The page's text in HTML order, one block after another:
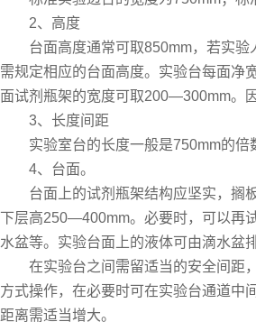
2、高度
台面高度通常可取850mm，若实
需规定相应的台面高度。实验台每面净
面试剂瓶架的宽度可取200—300mm。
3、长度间距
实验室台的长度一般是750mm的倍
4、台面。
台面上的试剂瓶架结构应坚实，搁
下层高250—400mm。必要时，可以再
水盆等。实验台面上的液体可由滴水盆
在实验台之间需留适当的安全间距
方式操作，在必要时可在实验台通道中
距离需适当增大。